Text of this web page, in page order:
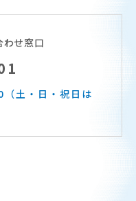
せ窓口
土・日・祝日は